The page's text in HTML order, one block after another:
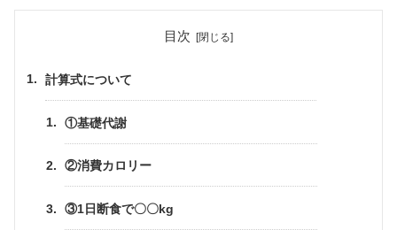
目次
計算式について
①基礎代謝
②消費カロリー
③1日断食で〇〇kg